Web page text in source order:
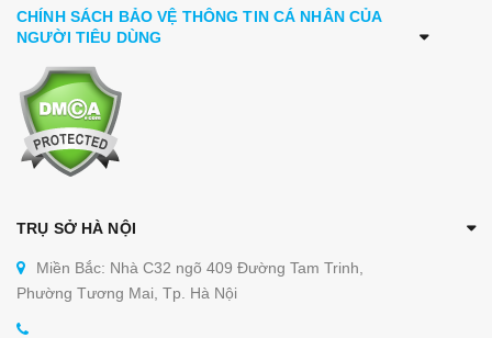
CHÍNH SÁCH BẢO VỆ THÔNG TIN CÁ NHÂN CỦA
NGƯỜI TIÊU DÙNG
TRỤ SỞ HÀ NỘI
Miền Bắc: Nhà C32 ngõ 409 Đường Tam Trinh,
Phường Tương Mai, Tp. Hà Nội